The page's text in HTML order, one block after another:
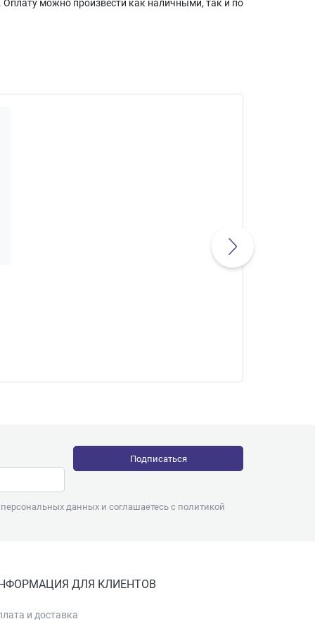
можно произвести как наличными, так и по
данных и соглашаетесь с политикой
ДЛЯ КЛИЕНТОВ
и доставка